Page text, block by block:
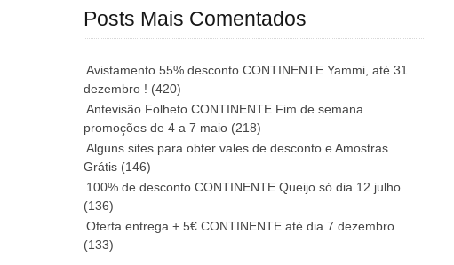
Posts Mais Comentados
Avistamento 55% desconto CONTINENTE Yammi, até 31
dezembro ! (420)
Antevisão Folheto CONTINENTE Fim de semana
promoções de 4 a 7 maio (218)
Alguns sites para obter vales de desconto e Amostras
Grátis (146)
100% de desconto CONTINENTE Queijo só dia 12 julho
(136)
Oferta entrega + 5€ CONTINENTE até dia 7 dezembro
(133)